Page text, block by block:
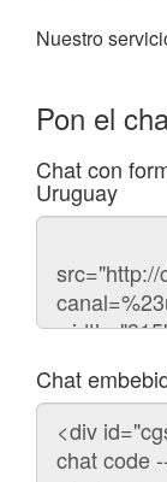
Nuestro
Pon el
Chat con
Uruguay
Código
chat
Chat
Código
para
embeber